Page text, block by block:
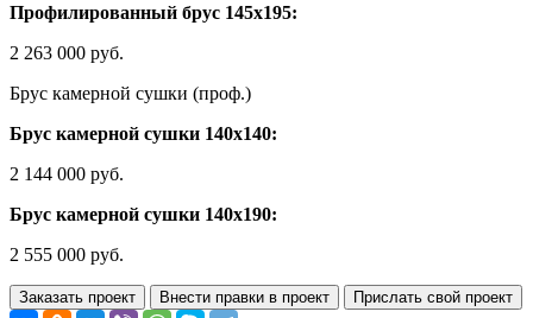
Профилированный брус 145х195:
2 263 000 руб.
Брус камерной сушки (проф.)
Брус камерной сушки 140х140:
2 144 000 руб.
Брус камерной сушки 140х190:
2 555 000 руб.
Заказать проект Внести правки в проект Прислать свой проект